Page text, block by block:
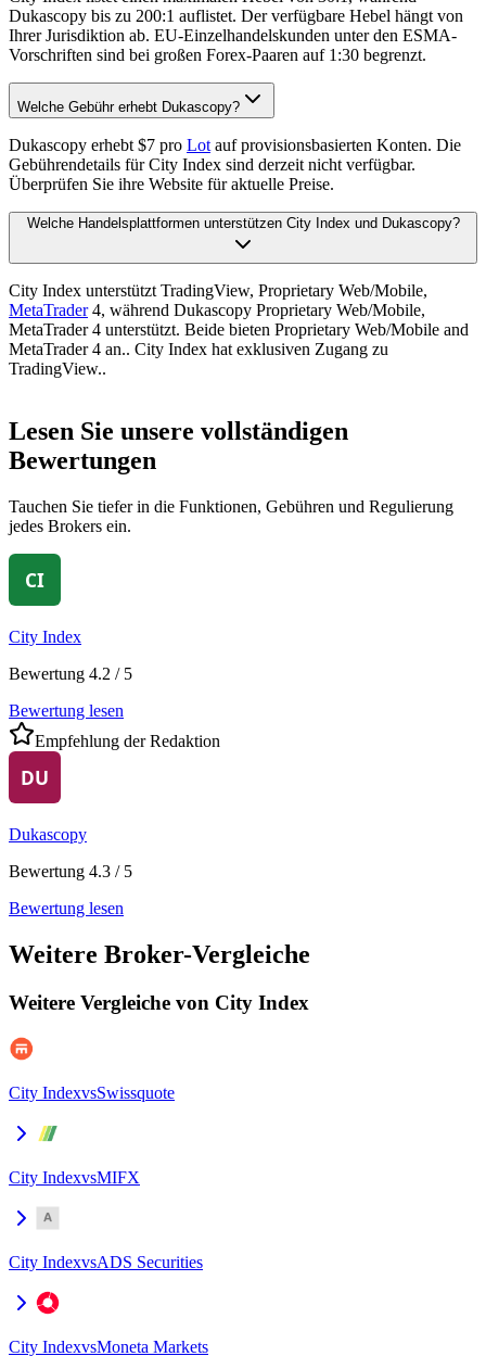
Dukascopy bis zu 200:1 auflistet. Der verfügbare Hebel hängt von
Ihrer Jurisdiktion ab. EU-Einzelhandelskunden unter den ESMA-
Vorschriften sind bei großen Forex-Paaren auf 1:30 begrenzt.
Welche Gebühr erhebt Dukascopy?
Dukascopy erhebt $7 pro Lot auf provisionsbasierten Konten. Die
Gebührendetails für City Index sind derzeit nicht verfügbar.
Überprüfen Sie ihre Website für aktuelle Preise.
Welche Handelsplattformen unterstützen City Index und Dukascopy?
City Index unterstützt TradingView, Proprietary Web/Mobile,
MetaTrader4, während Dukascopy Proprietary Web/Mobile,
MetaTrader 4 unterstützt. Beide bieten Proprietary Web/Mobile and
MetaTrader 4 an.. City Index hat exklusiven Zugang zu
TradingView..
Lesen Sie unsere vollständigen
Bewertungen
Tauchen Sie tiefer in die Funktionen, Gebühren und Regulierung
jedes Brokers ein.
City Index
Bewertung 4.2 / 5
Bewertung lesen
Empfehlung der Redaktion
Dukascopy
Bewertung 4.3 / 5
Bewertung lesen
Weitere Broker-Vergleiche
Weitere Vergleiche von City Index
City IndexvsSwissquote
City IndexvsMIFX
City IndexvsADS Securities
City IndexvsMoneta Markets